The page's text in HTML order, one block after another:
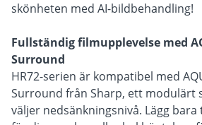
skönheten med AI-bildbehandling!
Fullständig filmupplevelse med
Surround
HR72-serien är kompatibel med
Surround från Sharp, ett modulärt
väljer nedsänkningsnivå. Lägg